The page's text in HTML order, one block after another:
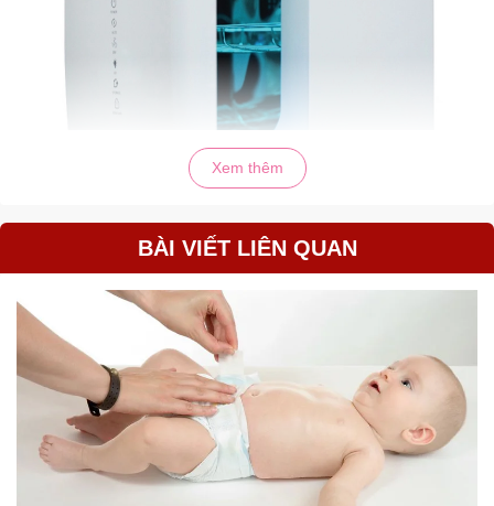
Máy tiệt trùng UV cửa ngang Biohealthvới tính năng tiệt trùng
UV nhanh chóng chỉ trong 11 phút. Thiết kế cửa ngang, dung tích
lớn (18L) hiện đại. Dễ dàng sử dụng và tháo lắp để vệ sinh.
ƯU ĐIỂM VƯỢT TRỘI
Tích hợp 4 chế độ trong 1: Tiệt trùng; Tự động; Sấy khô; Bảo
Chế độ điều khiển cảm ứng hiện đại tiện lợi, dễ dàng sử dụng
Có thể tiệt trùng bất kỳ vật dụng và đồ dùng nào cần thiết
Xem thêm
BÀI VIẾT LIÊN QUAN